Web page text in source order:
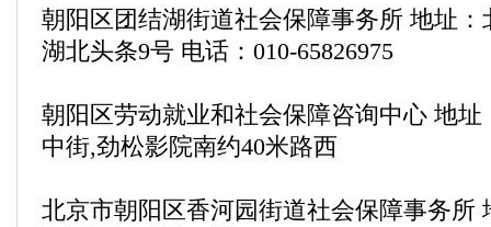
朝阳区团结湖街道社会保障事务所 地址
湖北头条9号 电话：010-65826975
朝阳区劳动就业和社会保障咨询中心 地
中街,劲松影院南约40米路西
北京市朝阳区香河园街道社会保障事务所